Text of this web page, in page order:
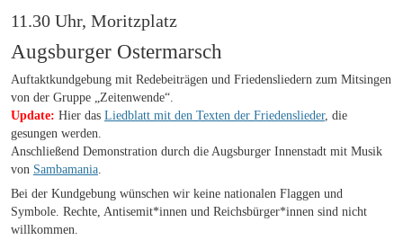
11.30 Uhr, Moritzplatz
Augsburger Ostermarsch
Auftaktkundgebung mit Redebeiträgen und Friedensliedern zum Mitsingen
von der Gruppe „Zeitenwende“.
Update: Hier das Liedblatt mit den Texten der Friedenslieder, die
gesungen werden.
Anschließend Demonstration durch die Augsburger Innenstadt mit Musik
von Sambamania.
Bei der Kundgebung wünschen wir keine nationalen Flaggen und
Symbole. Rechte, Antisemit*innen und Reichsbürger*innen sind nicht
willkommen.